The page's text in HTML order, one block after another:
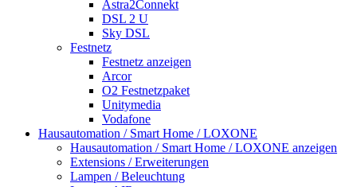
Astra2Connekt
DSL 2 U
Sky DSL
Festnetz
Festnetz anzeigen
Arcor
O2 Festnetzpaket
Unitymedia
Vodafone
Hausautomation / Smart Home / LOXONE
Hausautomation / Smart Home / LOXONE anzeigen
Extensions / Erweiterungen
Lampen / Beleuchtung